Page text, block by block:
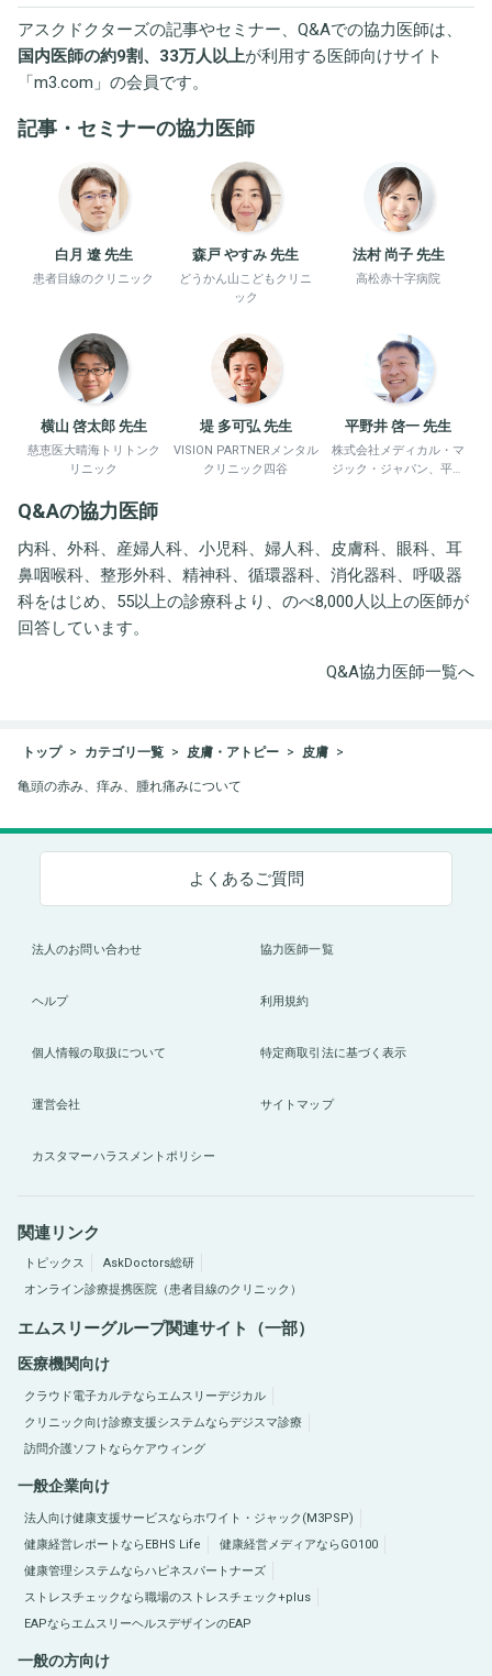
アスクドクターズの記事やセミナー、Q&Aでの協力医師は、
国内医師の約9割、33万人以上が利用する医師向けサイト
「m3.com 」の会員です。
記事・セミナーの協力医師
白月 遼 先生
患者目線のクリニック
森戸 やすみ 先生
どうかん山こどもクリニ
ック
法村 尚子 先生
高松赤十字病院
横山 啓太郎 先生
慈恵医大晴海トリトンク
リニック
堤 多可弘 先生
VISION PARTNERメンタル
クリニック四谷
平野井 啓一 先生
株式会社メディカル・マ
ジック・ジャパン、平野
Q&Aの協力医師
内科、外科、産婦人科、小児科、婦人科、皮膚科、眼科、耳
鼻咽喉科、整形外科、精神科、循環器科、消化器科、呼吸器
科をはじめ、55以上の診療科より、のべ8,000人以上の医師が
回答しています。
Q&A協力医師一覧へ
トップ カテゴリ一覧 皮膚・アトピー 皮膚
亀頭の赤み、痒み、腫れ痛みについて
よくあるご質問
法人のお問い合わせ 協力医師一覧
ヘルプ 利用規約
個人情報の取扱について 特定商取引法に基づく表示
運営会社 サイトマップ
カスタマーハラスメントポリシー
関連リンク
トピックス
AskDoctors総研
オンライン診療提携医院（患者目線のクリニック）
エムスリーグループ関連サイト（一部）
医療機関向け
クラウド電子カルテならエムスリーデジカル
クリニック向け診療支援システムならデジスマ診療
訪問介護ソフトならケアウィング
一般企業向け
法人向け健康支援サービスならホワイト・ジャック(M3PSP)
健康経営レポートならEBHS Life
健康経営メディアならGO100
健康管理システムならハピネスパートナーズ
ストレスチェックなら職場のストレスチェック+plus
EAPならエムスリーヘルスデザインのEAP
一般の方向け